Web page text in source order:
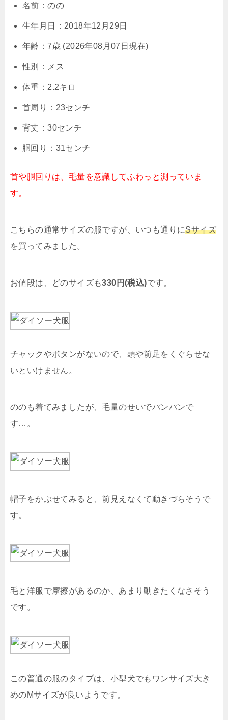
名前：のの
生年月日：2018年12月29日
年齢：7歳 (2026年08月07日現在)
性別：メス
体重：2.2キロ
首周り：23センチ
背丈：30センチ
胴回り：31センチ
首や胴回りは、毛量を意識してふわっと測っていま
す。
こちらの通常サイズの服ですが、いつも通りにSサイズ
を買ってみました。
お値段は、どのサイズも330円(税込)です。
チャックやボタンがないので、頭や前足をくぐらせな
いといけません。
ののも着てみましたが、毛量のせいでパンパンで
す…。
帽子をかぶせてみると、前見えなくて動きづらそうで
す。
毛と洋服で摩擦があるのか、あまり動きたくなさそう
です。
この普通の服のタイプは、小型犬でもワンサイズ大き
めのMサイズが良いようです。